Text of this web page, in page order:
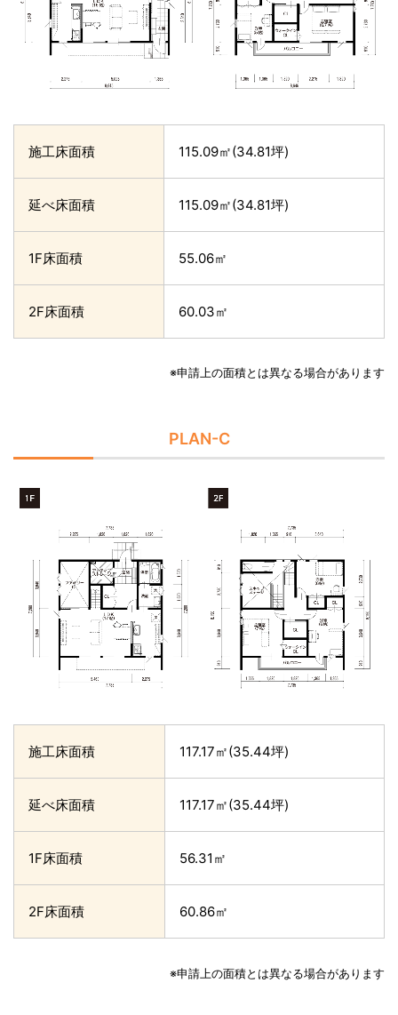
施工床面積 115.09㎡(34.81坪)
延べ床面積 115.09㎡(34.81坪)
1F床面積 55.06㎡
2F床面積 60.03㎡
※申請上の面積とは異なる場合があります
PLAN-C
施工床面積 117.17㎡(35.44坪)
延べ床面積 117.17㎡(35.44坪)
1F床面積 56.31㎡
2F床面積 60.86㎡
※申請上の面積とは異なる場合があります